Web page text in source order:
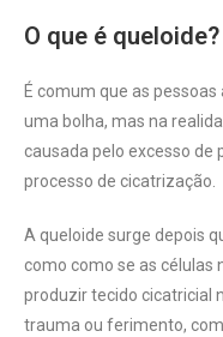
O que é queloide?
É comum que as
uma bolha, mas na
causada pelo excesso de
processo de cicatrização.
A queloide surge depois
como como se as células
produzir tecido cicatricial
trauma ou ferimento,